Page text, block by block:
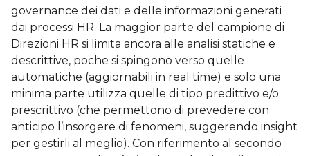
governance dei dati e delle informazioni generati
dai processi HR. La maggior parte del campione di
Direzioni HR si limita ancora alle analisi statiche e
descrittive, poche si spingono verso quelle
automatiche (aggiornabili in real time) e solo una
minima parte utilizza quelle di tipo predittivo e/o
prescrittivo (che permettono di prevedere con
anticipo l’insorgere di fenomeni, suggerendo insight
per gestirli al meglio). Con riferimento al secondo